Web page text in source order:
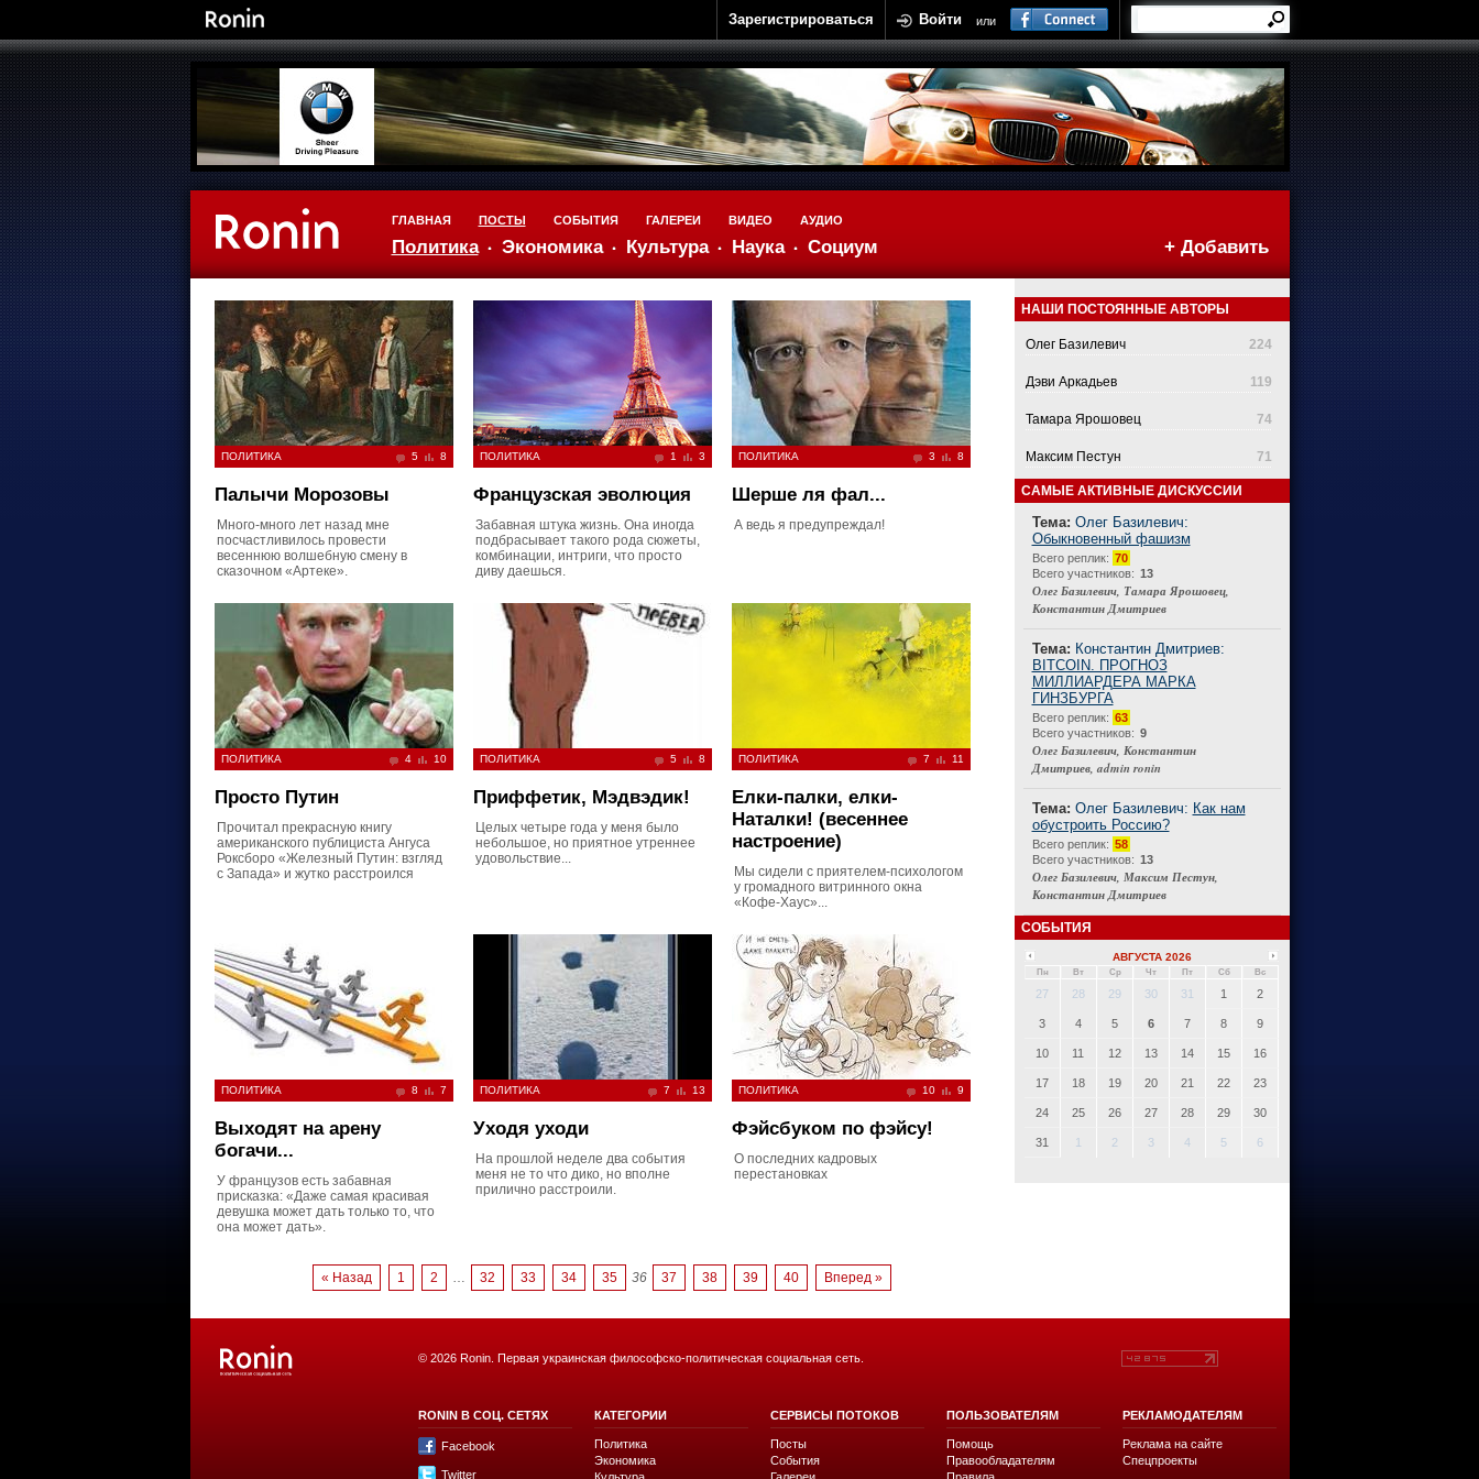
Зарегистрироваться Войти или
Connect
ГЛАВНАЯ
Политика Экономика Культура Наука Социум
ПОСТЫ СОБЫТИЯ ГАЛЕРЕИ ВИДЕО АУДИО
+ Добавить
ПОЛИТИКА 5 8
Палычи Морозовы
Много-много лет назад мне
посчастливилось провести
весеннюю волшебную смену в
сказочном «Артеке».
ПОЛИТИКА 1 3
Французская эволюция
Забавная штука жизнь. Она иногда
подбрасывает такого рода сюжеты,
комбинации, интриги, что просто
диву даешься.
ПОЛИТИКА 3 8
Шерше ля фал...
А ведь я предупреждал!
ПОЛИТИКА 4 10
Просто Путин
Прочитал прекрасную книгу
американского публициста Ангуса
Роксборо «Железный Путин: взгляд
с Запада» и жутко расстроился
ПОЛИТИКА 5 8
Приффетик, Мэдвэдик!
Целых четыре года у меня было
небольшое, но приятное утреннее
удовольствие...
ПОЛИТИКА 7 11
Елки-палки, елки-
Наталки! (весеннее
настроение)
Мы сидели с приятелем-психологом
у громадного витринного окна
«Кофе-Хаус»...
ПОЛИТИКА 8 7
Выходят на арену
богачи...
У французов есть забавная
присказка: «Даже самая красивая
девушка может дать только то, что
она может дать».
ПОЛИТИКА 7 13
Уходя уходи
На прошлой неделе два события
меня не то что дико, но вполне
прилично расстроили.
ПОЛИТИКА 10 9
Фэйсбуком по фэйсу!
О последних кадровых
перестановках
« Назад 1 2 … 32 33 34 35 36 37 38 39 40 Вперед »
НАШИ ПОСТОЯННЫЕ АВТОРЫ
Олег Базилевич 224
Дэви Аркадьев 119
Тамара Ярошовец 74
Максим Пестун 71
САМЫЕ АКТИВНЫЕ ДИСКУССИИ
Тема: Олег Базилевич:
Обыкновенный фашизм
Всего реплик: 70
Всего участников: 13
Олег Базилевич, Тамара Ярошовец,
Константин Дмитриев
Тема: Константин Дмитриев:
BITCOIN. ПРОГНОЗ
МИЛЛИАРДЕРА МАРКА
ГИНЗБУРГА
Всего реплик: 63
Всего участников: 9
Олег Базилевич, Константин
Дмитриев, admin ronin
Тема: Олег Базилевич: Как нам
обустроить Россию?
Всего реплик: 58
Всего участников: 13
Олег Базилевич, Максим Пестун,
Константин Дмитриев
СОБЫТИЯ
АВГУСТА 2026
Пн Вт Ср Чт Пт Сб Вс
27 28 29 30 31 1 2
3 4 5 6 7 8 9
10 11 12 13 14 15 16
17 18 19 20 21 22 23
24 25 26 27 28 29 30
31 1 2 3 4 5 6
© 2026 Ronin. Первая украинская философско-политическая социальная сеть.
RONIN В СОЦ. СЕТЯХ
Facebook
Twitter
КАТЕГОРИИ
Политика
Экономика
СЕРВИСЫ ПОТОКОВ
Посты
События
ПОЛЬЗОВАТЕЛЯМ
Помощь
Правообладателям
РЕКЛАМОДАТЕЛЯМ
Реклама на сайте
Спецпроекты